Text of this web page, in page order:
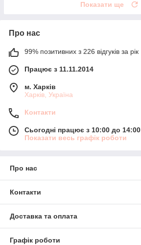
Показати ще
Про нас
99% позитивних з 226 відгуків за рік
Працює з 11.11.2014
м. Харків
Харків, Україна
Контакти
Сьогодні працює з 10:00 до 14:00
Показати весь графік роботи
Про нас
Контакти
Доставка та оплата
Графік роботи